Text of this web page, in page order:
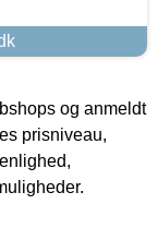
og anmeldt
prisniveau,